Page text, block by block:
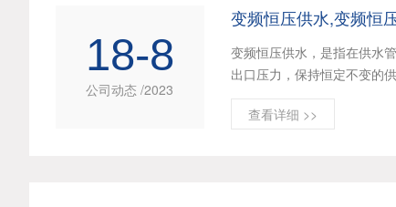
18-8
公司动态 /2023
变频恒压供水,变频恒
变频恒压供水，是指在供水
出口压力，保持恒定不变的
查看详细 >>